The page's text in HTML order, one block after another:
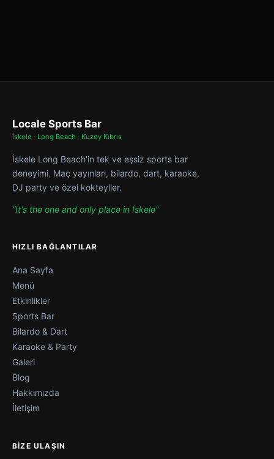
Locale Sports Bar
İskele · Long Beach · Kuzey Kıbrıs
İskele Long Beach'in tek ve eşsiz sports bar
deneyimi. Maç yayınları, bilardo, dart, karaoke,
DJ party ve özel kokteyller.
“It's the one and only place in İskele”
HIZLI BAĞLANTILAR
Ana Sayfa
Menü
Etkinlikler
Sports Bar
Bilardo & Dart
Karaoke & Party
Galeri
Blog
Hakkımızda
İletişim
BIZE ULAŞIN